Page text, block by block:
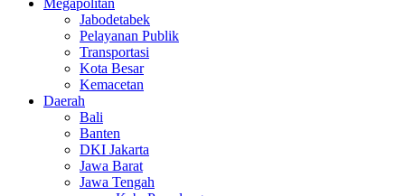
Megapolitan
Jabodetabek
Pelayanan Publik
Transportasi
Kota Besar
Kemacetan
Daerah
Bali
Banten
DKI Jakarta
Jawa Barat
Jawa Tengah